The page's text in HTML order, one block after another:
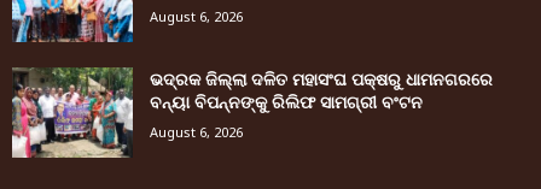
August 6, 2026
ଭଦ୍ରକ ଜିଲ୍ଲା ଦଳିତ ମହାସଂଘ ପକ୍ଷରୁ ଧାମନଗରରେ
ବନ୍ୟା ବିପନ୍ନଙ୍କୁ ରିଲିଫ ସାମଗ୍ରୀ ବଂଟନ
August 6, 2026